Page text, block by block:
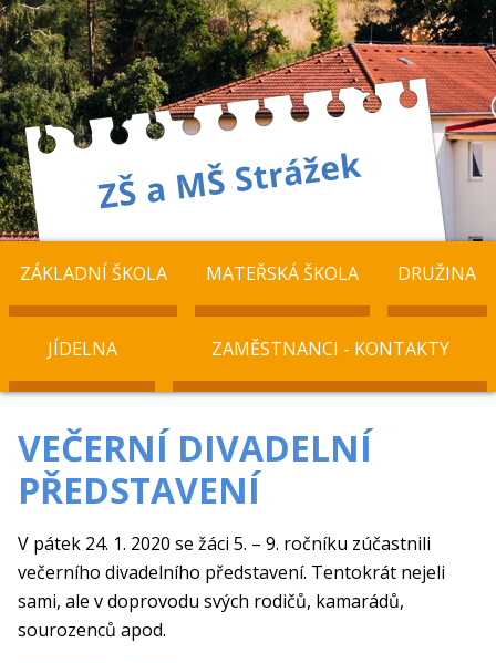
ZÁKLADNÍ ŠKOLA MATEŘSKÁ ŠKOLA DRUŽINA
JÍDELNA ZAMĚSTNANCI - KONTAKTY
VEČERNÍ DIVADELNÍ
PŘEDSTAVENÍ
V pátek 24. 1. 2020 se žáci 5. – 9. ročníku zúčastnili
večerního divadelního představení. Tentokrát nejeli
sami, ale v doprovodu svých rodičů, kamarádů,
sourozenců apod.